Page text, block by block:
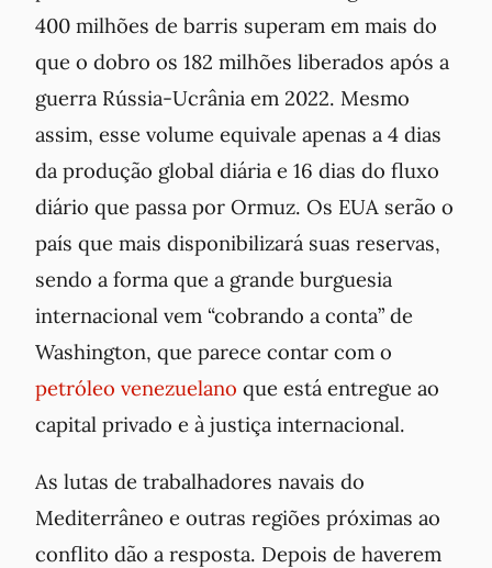
400 milhões de barris superam em mais do
que o dobro os 182 milhões liberados após a
guerra Rússia-Ucrânia em 2022. Mesmo
assim, esse volume equivale apenas a 4 dias
da produção global diária e 16 dias do fluxo
diário que passa por Ormuz. Os EUA serão o
país que mais disponibilizará suas reservas,
sendo a forma que a grande burguesia
internacional vem “cobrando a conta” de
Washington, que parece contar com o
petróleo venezuelano que está entregue ao
capital privado e à justiça internacional.
As lutas de trabalhadores navais do
Mediterrâneo e outras regiões próximas ao
conflito dão a resposta. Depois de haverem